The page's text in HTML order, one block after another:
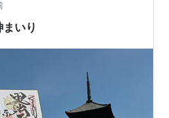
に駐車料金が６００円。講堂
来のご本尊、日光菩薩、月
いり